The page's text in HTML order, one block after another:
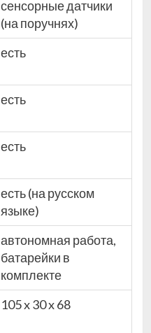
сенсорные датчики
(на поручнях)
есть
есть
есть
есть (на русском
языке)
автономная работа,
батарейки в
комплекте
105 x 30 x 68